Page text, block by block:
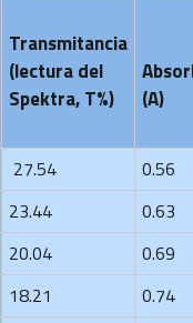
Transmitancia
(lectura del
Spektra, T%)
(A)
27.54 0.56
23.44 0.63
20.04 0.69
18.21 0.74